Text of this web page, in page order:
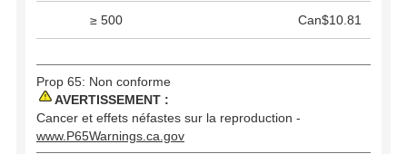
≥ 500 Can$10.81
Prop 65: Non conforme
AVERTISSEMENT :
Cancer et effets néfastes sur la reproduction -
www.P65Warnings.ca.gov